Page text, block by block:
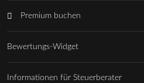
Premium buchen
Bewertungs-Widget
Informationen für Steuerberater